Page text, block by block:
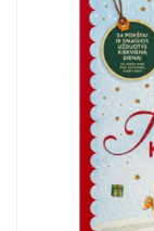
Lieknėjimui,
Sveikatai
Becukriai
Saldėsiai
Saldėsiai